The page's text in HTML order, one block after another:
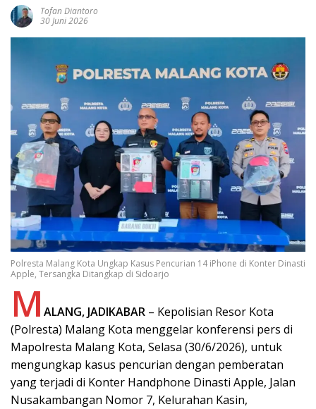
Tofan Diantoro
30 Juni 2026
Polresta Malang Kota Ungkap Kasus Pencurian 14 iPhone di Konter Dinasti
Apple, Tersangka Ditangkap di Sidoarjo
M ALANG, JADIKABAR – Kepolisian Resor Kota
(Polresta) Malang Kota menggelar konferensi pers di
Mapolresta Malang Kota, Selasa (30/6/2026), untuk
mengungkap kasus pencurian dengan pemberatan
yang terjadi di Konter Handphone Dinasti Apple, Jalan
Nusakambangan Nomor 7, Kelurahan Kasin,